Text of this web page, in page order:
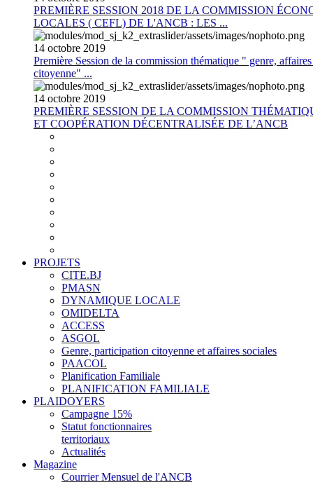
PREMIÈRE SESSION 2018 DE LA COMMISSION
LOCALES ( CEFL) DE L'ANCB : LES ...
14 octobre 2019
Première Session de la commission thématique " genre,
citoyenne" ...
14 octobre 2019
PREMIÈRE SESSION DE LA COMMISSION
ET COOPÉRATION DÉCENTRALISÉE DE L’ANCB
PROJETS
CITE.BJ
PMASN
DYNAMIQUE LOCALE
OMIDELTA
ACCESS
ASGOL
Genre, participation citoyenne et affaires sociales
PAACOL
Planification Familiale
PLANIFICATION FAMILIALE
PLAIDOYERS
Campagne 15%
Statut fonctionnaires
territoriaux
Actualités
Magazine
Courrier Mensuel de l'ANCB